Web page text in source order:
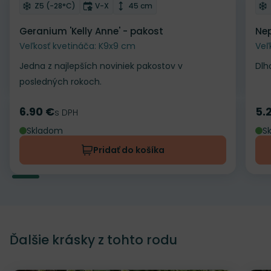
Mrazuvzdornosť
Z5 (-28°C) Doba kvitnutia
V-X Výška rastliny
45 cm
Geranium 'Kelly Anne' - pakost
Veľkosť kvetináča: K9x9 cm
Jedna z najlepších noviniek pakostov v
posledných rokoch.
Cena
6.90 €s DPH
Skladom
Pridať do košíka
Ďalšie krásky z tohto rodu